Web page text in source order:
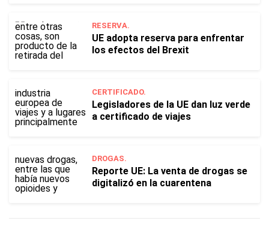
RESERVA.
UE adopta reserva para enfrentar
los efectos del Brexit
CERTIFICADO.
Legisladores de la UE dan luz verde
a certificado de viajes
DROGAS.
Reporte UE: La venta de drogas se
digitalizó en la cuarentena